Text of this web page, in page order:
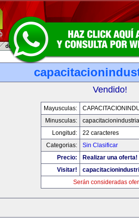
Vendido!
Mayusculas:
Minusculas:
Longitud:
22 caracteres
Categorias:
Sin Clasificar
Precio:
Realizar una oferta!
Visitar!
Serán consideradas